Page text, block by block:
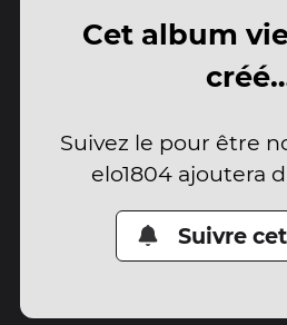
Cet album
Suivez le pour être
elo1804 ajoutera
Suivre